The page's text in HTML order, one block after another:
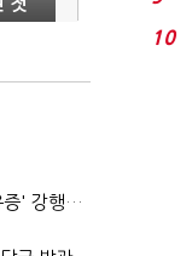
(단독)법원엔 "가치 0원"이라더니…소송 중 '500원 유증' 강행한 라인게임즈
10